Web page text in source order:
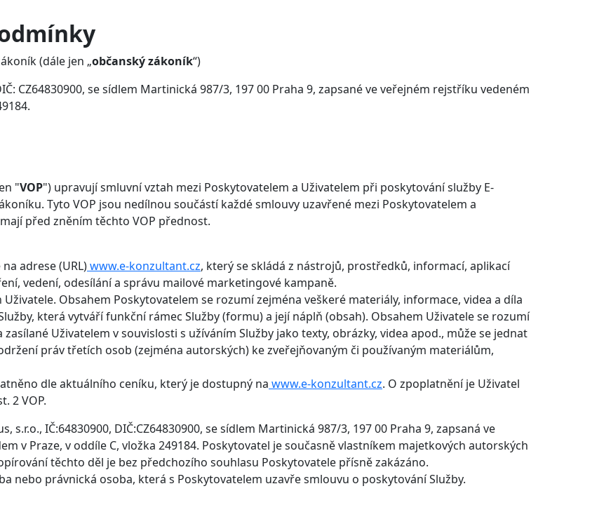
(dále jen „občanský zákoník“)
CZ64830900, se sídlem Martinická 987/3, 197 00 Praha 9, zapsané ve veřejném rejstříku vedeném
"VOP") upravují smluvní vztah mezi Poskytovatelem a Uživatelem při poskytování služby E-
Tyto VOP jsou nedílnou součástí každé smlouvy uzavřené mezi Poskytovatelem a
před zněním těchto VOP přednost.
adrese (URL)www.e-konzultant.cz, který se skládá z nástrojů, prostředků, informací, aplikací
vedení, odesílání a správu mailové marketingové kampaně.
Obsahem Poskytovatelem se rozumí zejména veškeré materiály, informace, videa a díla
která vytváří funkční rámec Služby (formu) a její náplň (obsah). Obsahem Uživatele se rozumí
Uživatelem v souvislosti s užíváním Služby jako texty, obrázky, videa apod., může se jednat
práv třetích osob (zejména autorských) ke zveřejňovaným či používaným materiálům,
dle aktuálního ceníku, který je dostupný na www.e-konzultant.cz. O zpoplatnění je Uživatel
2 VOP.
s.r.o., IČ:64830900, DIČ:CZ64830900, se sídlem Martinická 987/3, 197 00 Praha 9, zapsaná ve
v Praze, v oddíle C, vložka 249184. Poskytovatel je současně vlastníkem majetkových autorských
těchto děl je bez předchozího souhlasu Poskytovatele přísně zakázáno.
nebo právnická osoba, která s Poskytovatelem uzavře smlouvu o poskytování Služby.